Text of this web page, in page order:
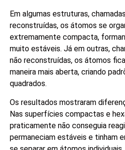
Em algumas estruturas,
reconstruídas, os átomos se
extremamente compacta,
muito estáveis. Já em outras,
não reconstruídas, os átomos
maneira mais aberta, criando
quadrados.
Os resultados mostraram
Nas superfícies compactas e
praticamente não conseguia
permaneciam estáveis e tinham